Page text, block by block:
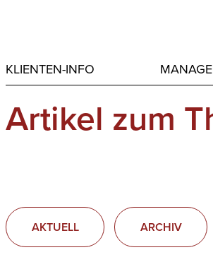
KLIENTEN-INFO
Artikel zum
AKTUELL ARCHIV